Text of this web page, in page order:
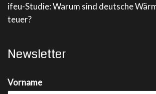
ifeu-Studie: Warum sind deutsche
teuer?
Newsletter
Vorname